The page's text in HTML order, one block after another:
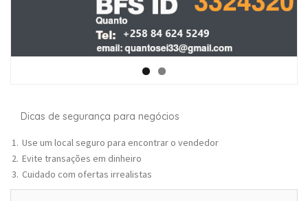
Dicas de segurança para negócios
Use um local seguro para encontrar o vendedor
Evite transações em dinheiro
Cuidado com ofertas irrealistas